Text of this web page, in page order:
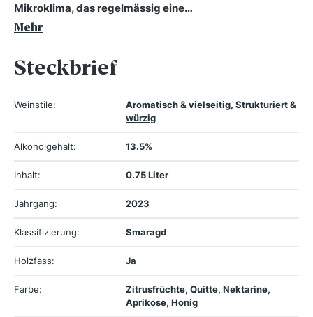
Mikroklima, das regelmässig eine…
Mehr
Steckbrief
Weinstile: Aromatisch & vielseitig, Strukturiert &
würzig
Alkoholgehalt: 13.5%
Inhalt: 0.75 Liter
Jahrgang: 2023
Klassifizierung: Smaragd
Holzfass: Ja
Farbe:
Zitrusfrüchte, Quitte, Nektarine,
Aprikose, Honig